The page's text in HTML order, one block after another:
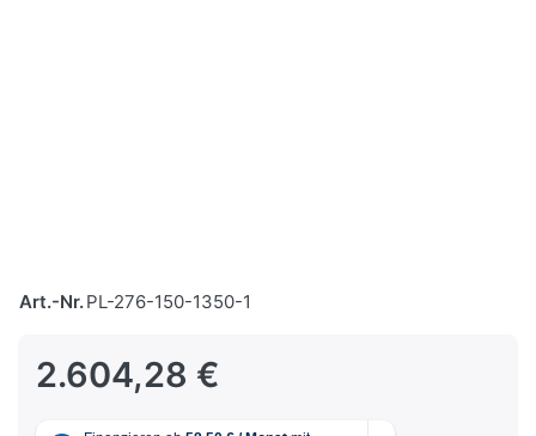
Art.-Nr.PL-276-150-1350-1
2.604,28 €